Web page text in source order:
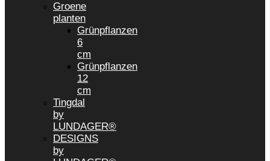
Groene
planten
Grünpflanzen
6
cm
Grünpflanzen
12
cm
Tingdal
by
LUNDAGER®
DESIGNS
by